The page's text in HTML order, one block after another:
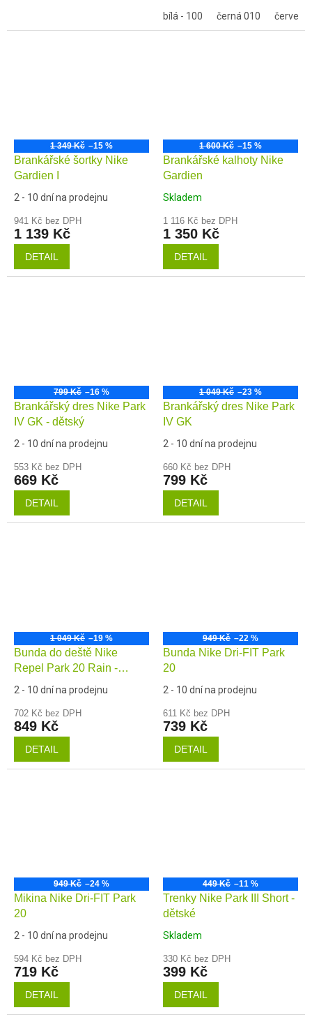
bílá - 100 černá 010 červená
1 349 Kč –15 %
Brankářské šortky Nike
Gardien I
2 - 10 dní na prodejnu
941 Kč bez DPH
1 139 Kč
DETAIL
1 600 Kč –15 %
Brankářské kalhoty Nike
Gardien
Skladem
1 116 Kč bez DPH
1 350 Kč
DETAIL
799 Kč –16 %
Brankářský dres Nike Park
IV GK - dětský
2 - 10 dní na prodejnu
553 Kč bez DPH
669 Kč
DETAIL
1 049 Kč –23 %
Brankářský dres Nike Park
IV GK
2 - 10 dní na prodejnu
660 Kč bez DPH
799 Kč
DETAIL
1 049 Kč –19 %
Bunda do deště Nike
Repel Park 20 Rain -
dětská
2 - 10 dní na prodejnu
702 Kč bez DPH
849 Kč
DETAIL
949 Kč –22 %
Bunda Nike Dri-FIT Park
20
2 - 10 dní na prodejnu
611 Kč bez DPH
739 Kč
DETAIL
949 Kč –24 %
Mikina Nike Dri-FIT Park
20
2 - 10 dní na prodejnu
594 Kč bez DPH
719 Kč
DETAIL
449 Kč –11 %
Trenky Nike Park III Short -
dětské
Skladem
330 Kč bez DPH
399 Kč
DETAIL